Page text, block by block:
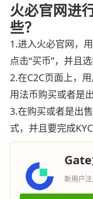
火必官网进
些？
1.进入火必官网，
点击“买币”，并且选
2.在C2C页面上，
用法币购买或者是
3.在购买或者是出
式，并且要完成
新用户